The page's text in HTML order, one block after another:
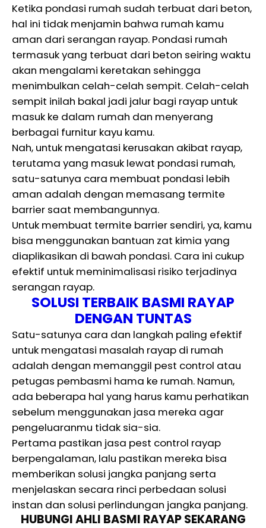
Ketika pondasi rumah sudah terbuat dari beton,
hal ini tidak menjamin bahwa rumah kamu
aman dari serangan rayap. Pondasi rumah
termasuk yang terbuat dari beton seiring waktu
akan mengalami keretakan sehingga
menimbulkan celah-celah sempit. Celah-celah
sempit inilah bakal jadi jalur bagi rayap untuk
masuk ke dalam rumah dan menyerang
berbagai furnitur kayu kamu.
Nah, untuk mengatasi kerusakan akibat rayap,
terutama yang masuk lewat pondasi rumah,
satu-satunya cara membuat pondasi lebih
aman adalah dengan memasang termite
barrier saat membangunnya.
Untuk membuat termite barrier sendiri, ya, kamu
bisa menggunakan bantuan zat kimia yang
diaplikasikan di bawah pondasi. Cara ini cukup
efektif untuk meminimalisasi risiko terjadinya
serangan rayap.
SOLUSI TERBAIK BASMI RAYAP
DENGAN TUNTAS
Satu-satunya cara dan langkah paling efektif
untuk mengatasi masalah rayap di rumah
adalah dengan memanggil pest control atau
petugas pembasmi hama ke rumah. Namun,
ada beberapa hal yang harus kamu perhatikan
sebelum menggunakan jasa mereka agar
pengeluaranmu tidak sia-sia.
Pertama pastikan jasa pest control rayap
berpengalaman, lalu pastikan mereka bisa
memberikan solusi jangka panjang serta
menjelaskan secara rinci perbedaan solusi
instan dan solusi perlindungan jangka panjang.
HUBUNGI AHLI BASMI RAYAP SEKARANG